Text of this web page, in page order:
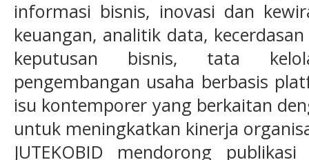
informasi bisnis, inovasi dan
keuangan, analitik data,
keputusan bisnis, tata
pengembangan usaha berbasis
isu kontemporer yang berkaitan
untuk meningkatkan kinerja
JUTEKOBID mendorong